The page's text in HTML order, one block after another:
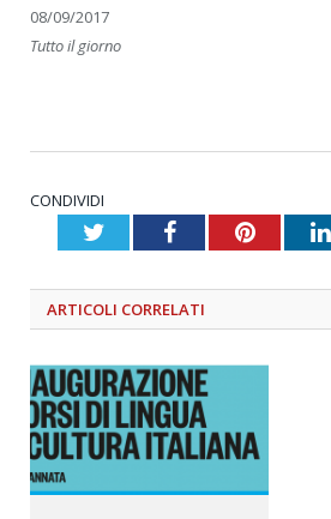
08/09/2017
Tutto il giorno
CONDIVIDI
TwitterFacebookPinterest
ARTICOLI CORRELATI